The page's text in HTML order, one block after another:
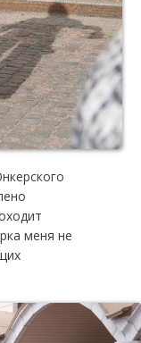
меня не